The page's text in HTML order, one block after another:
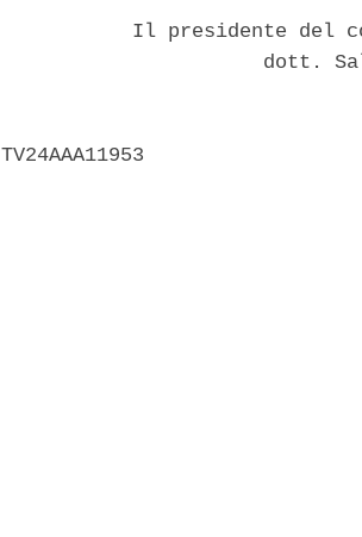
Il presidente del
dott.